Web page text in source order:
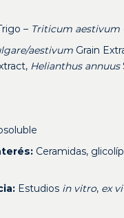
– Triticum aestivum
aestivum Grain
Helianthus annuus
Ceramidas,
Estudios in vitro, ex